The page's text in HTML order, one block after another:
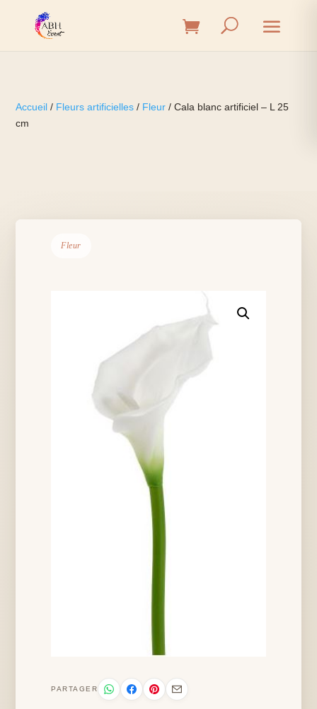
Accueil / Fleurs artificielles / Fleur / Cala blanc artificiel – L 25
cm
Fleur
PARTAGER